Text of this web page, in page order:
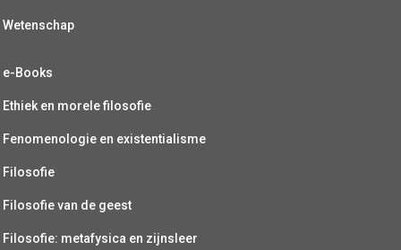
Wetenschap
e-Books
Ethiek en morele filosofie
Fenomenologie en existentialisme
Filosofie
Filosofie van de geest
Filosofie: metafysica en zijnsleer